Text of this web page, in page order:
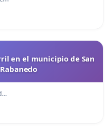
en el municipio de San